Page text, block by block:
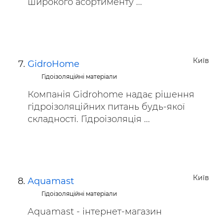
Київ
GidroHome
Гідоізоляційні матеріали
Компанія Gidrоhome надає рішення
гідроізоляційних питань будь-якої
складності. Гідроізоляція ...
Київ
Aquamast
Гідоізоляційні матеріали
Aquamast - інтернет-магазин